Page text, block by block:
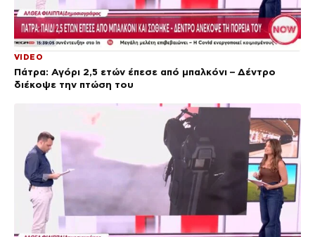
VIDEO
Πάτρα: Αγόρι 2,5 ετών έπεσε από μπαλκόνι – Δέντρο
διέκοψε την πτώση του